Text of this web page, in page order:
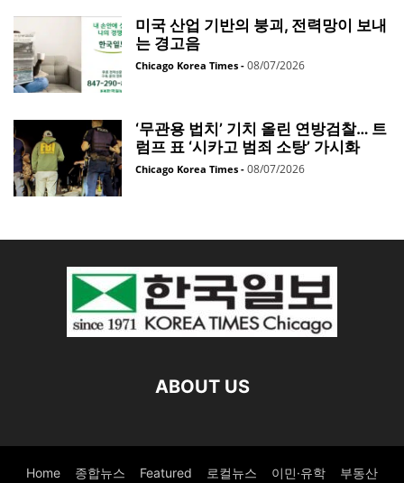
미국 산업 기반의 붕괴, 전력망이 보내
는 경고음
Chicago Korea Times - 08/07/2026
‘무관용 법치’ 기치 올린 연방검찰… 트
럼프 표 ‘시카고 범죄 소탕’ 가시화
Chicago Korea Times - 08/07/2026
ABOUT US
Home 종합뉴스 Featured 로컬뉴스 이민·유학 부동산